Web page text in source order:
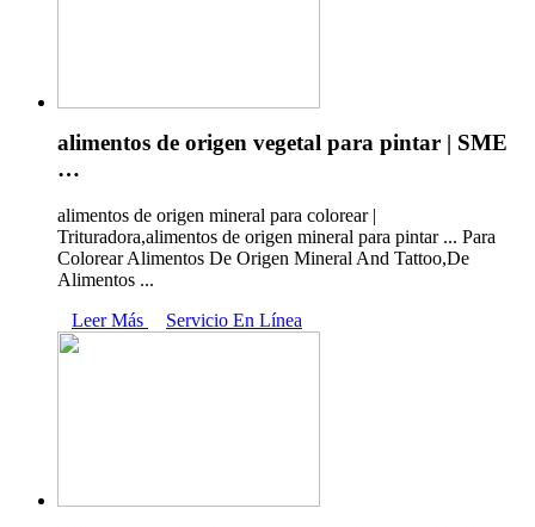
alimentos de origen vegetal para pintar | SME
…
alimentos de origen mineral para colorear |
Trituradora,alimentos de origen mineral para pintar ... Para
Colorear Alimentos De Origen Mineral And Tattoo,De
Alimentos ...
Leer Más
Servicio En Línea